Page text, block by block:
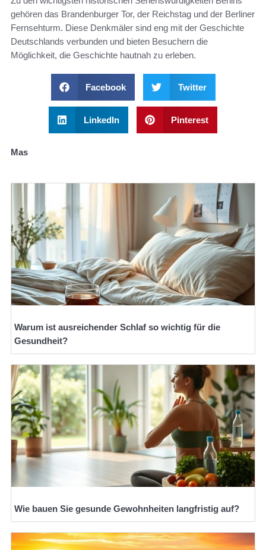
gehören das Brandenburger Tor, der Reichstag und der Berliner
Fernsehturm. Diese Denkmäler sind eng mit der Geschichte
Deutschlands verbunden und bieten Besuchern die
Möglichkeit, die Geschichte hautnah zu erleben.
Facebook Twitter
LinkedIn Pinterest
Mas
Warum ist ausreichender Schlaf so wichtig für die
Gesundheit?
Wie bauen Sie gesunde Gewohnheiten langfristig auf?